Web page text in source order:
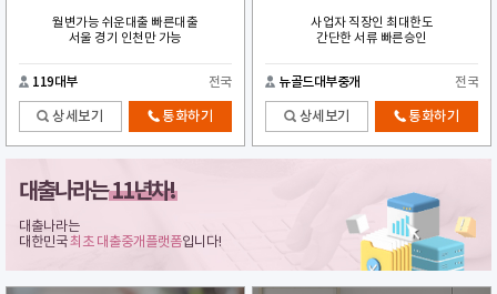
월변가능 쉬운대출 빠른대출
서울 경기 인천만 가능
119대부 전국
상세보기 통화하기
사업자 직장인 최대한도
간단한 서류 빠른승인
뉴골드대부중개 전국
상세보기 통화하기
대출나라는11년차!
대출나라는
대한민국최초 대출중개플랫폼입니다!